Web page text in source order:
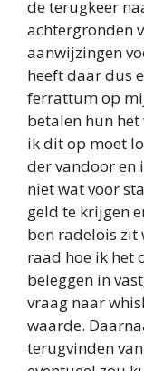
de terugkeer
achtergronden
aanwijzingen
heeft daar dus
ferrattum op
betalen hun
ik dit op moet
der vandoor en
niet wat voor
geld te krijgen
ben radelois zit
raad hoe ik het
beleggen in
vraag naar
waarde.
terugvinden